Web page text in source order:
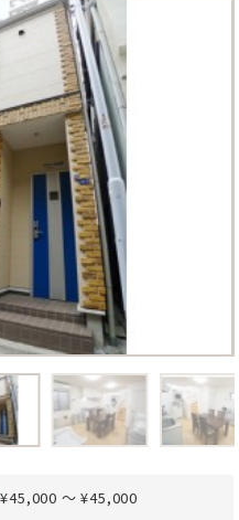
¥45,000 ～ ¥45,000